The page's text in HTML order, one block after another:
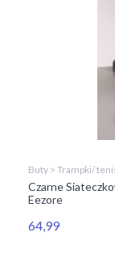
Buty > Trampki/
Czarne
Eezore
64,99